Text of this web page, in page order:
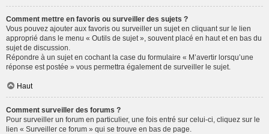
Comment mettre en favoris ou surveiller des sujets ?
Vous pouvez ajouter aux favoris ou surveiller un sujet en cliquant sur le lien
approprié dans le menu « Outils de sujet », souvent placé en haut et en bas du
sujet de discussion.
Répondre à un sujet en cochant la case du formulaire « M’avertir lorsqu’une
réponse est postée » vous permettra également de surveiller le sujet.
Haut
Comment surveiller des forums ?
Pour surveiller un forum en particulier, une fois entré sur celui-ci, cliquez sur le
lien « Surveiller ce forum » qui se trouve en bas de page.